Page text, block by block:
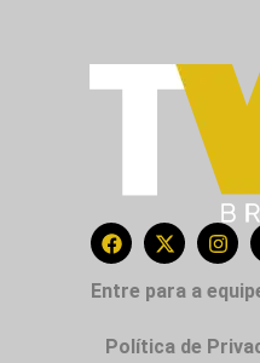
Entre para a
Política de